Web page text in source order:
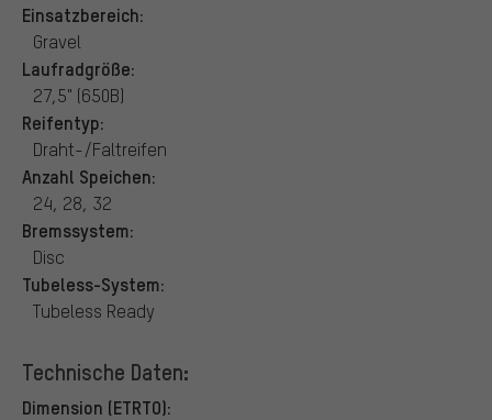
Einsatzbereich:
Gravel
Laufradgröße:
27,5" (650B)
Reifentyp:
Draht-/Faltreifen
Anzahl Speichen:
24, 28, 32
Bremssystem:
Disc
Tubeless-System:
Tubeless Ready
Technische Daten:
Dimension (ETRTO):